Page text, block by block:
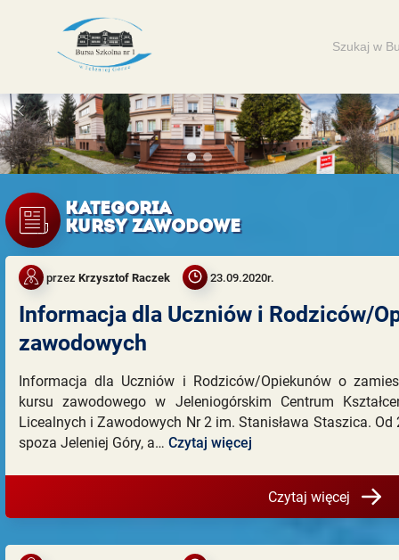
for:
KATEGORIA
KURSY ZAWODOWE
przez Krzysztof Raczek 23.09.2020r.
Informacja dla Uczniów i Rodziców/
zawodowych
Informacja dla Uczniów i Rodziców/Opiekunów o
kursu zawodowego w Jeleniogórskim Centrum
Licealnych i Zawodowych Nr 2 im. Stanisława Staszica.
spoza Jeleniej Góry, a… Czytaj więcej
Czytaj więcej